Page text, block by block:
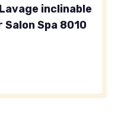
inclinable
Spa 8010